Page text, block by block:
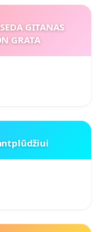
GITANAS
GRATA